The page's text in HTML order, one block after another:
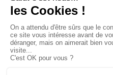
Informations légales
Conditions générales de vente
Conditions générales
Mentions légales
Politique de protection des